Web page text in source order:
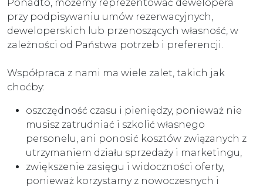
Ponadto, możemy reprezentować dewelopera
przy podpisywaniu umów rezerwacyjnych,
deweloperskich lub przenoszących własność, w
zależności od Państwa potrzeb i preferencji.
Współpraca z nami ma wiele zalet, takich jak
choćby:
oszczędność czasu i pieniędzy, ponieważ nie
musisz zatrudniać i szkolić własnego
personelu, ani ponosić kosztów związanych z
utrzymaniem działu sprzedaży i marketingu,
zwiększenie zasięgu i widoczności oferty,
ponieważ korzystamy z nowoczesnych i